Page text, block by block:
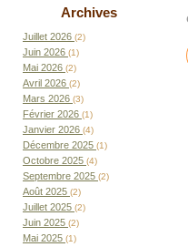
Archives
Juillet 2026 (2)
Juin 2026 (1)
Mai 2026 (2)
Avril 2026 (2)
Mars 2026 (3)
Février 2026 (1)
Janvier 2026 (4)
Décembre 2025 (1)
Octobre 2025 (4)
Septembre 2025 (2)
Août 2025 (2)
Juillet 2025 (2)
Juin 2025 (2)
Mai 2025 (1)